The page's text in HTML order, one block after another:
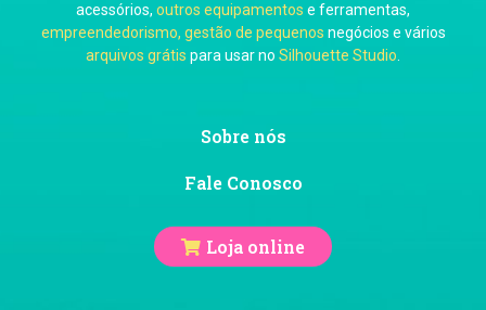
Ju Mirthes
acessórios, outros equipamentos e ferramentas,
empreendedorismo, gestão de pequenos negócios e vários
arquivos grátis para usar no Silhouette Studio.
Sobre nós
Fale Conosco
Loja online